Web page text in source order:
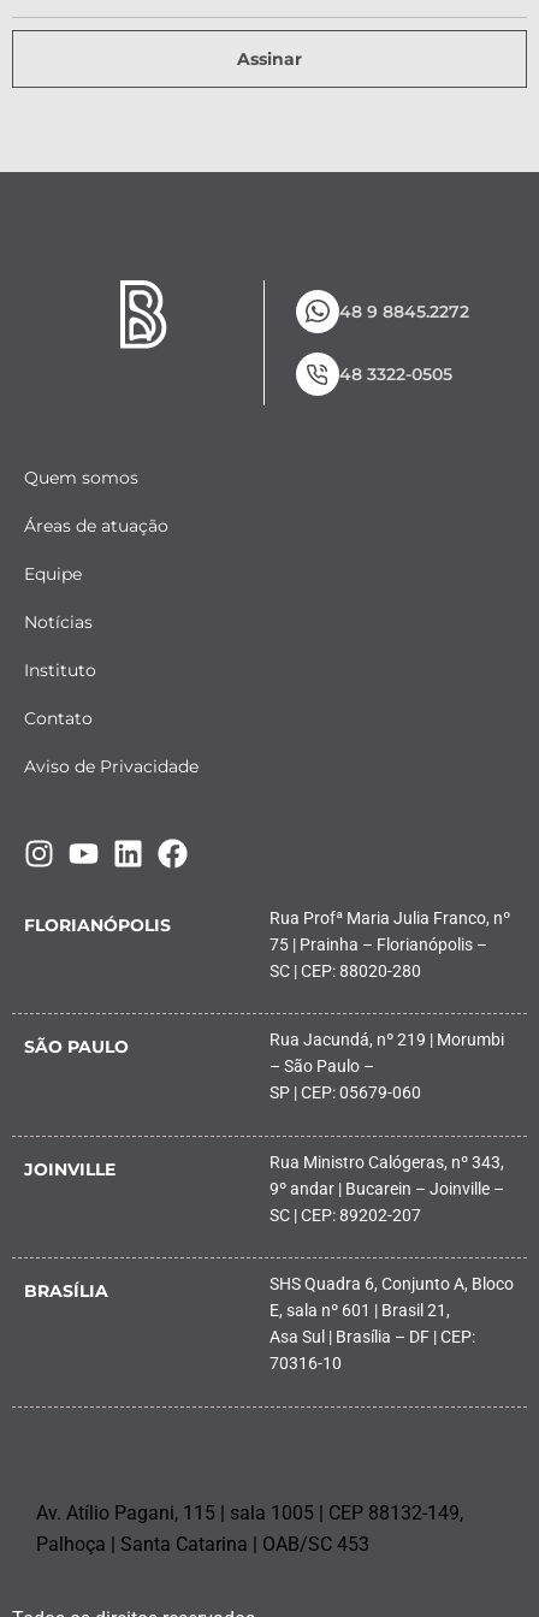
Assinar
48 9 8845.2272
48 3322-0505
Quem somos
Áreas de atuação
Equipe
Notícias
Instituto
Contato
Aviso de Privacidade
FLORIANÓPOLIS
Rua Profª Maria Julia Franco, nº
75 | Prainha – Florianópolis –
SC | CEP: 88020-280
SÃO PAULO
Rua Jacundá, nº 219 | Morumbi
– São Paulo –
SP | CEP: 05679-060
JOINVILLE
Rua Ministro Calógeras, nº 343,
9º andar | Bucarein – Joinville –
SC | CEP: 89202-207
BRASÍLIA
SHS Quadra 6, Conjunto A, Bloco
E, sala nº 601 | Brasil 21,
Asa Sul | Brasília – DF | CEP:
70316-10
Av. Atílio Pagani, 115 | sala 1005 | CEP 88132-149,
Palhoça | Santa Catarina | OAB/SC 453